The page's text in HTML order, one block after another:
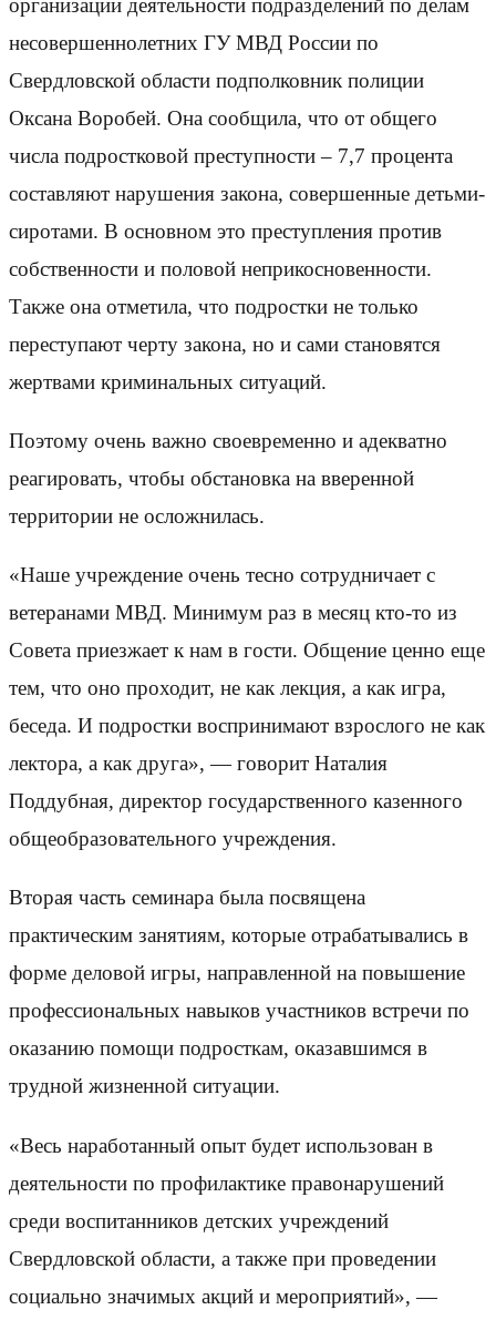
организации деятельности подразделений по делам
несовершеннолетних ГУ МВД России по
Свердловской области подполковник полиции
Оксана Воробей. Она сообщила, что от общего
числа подростковой преступности – 7,7 процента
составляют нарушения закона, совершенные детьми-
сиротами. В основном это преступления против
собственности и половой неприкосновенности.
Также она отметила, что подростки не только
переступают черту закона, но и сами становятся
жертвами криминальных ситуаций.
Поэтому очень важно своевременно и адекватно
реагировать, чтобы обстановка на вверенной
территории не осложнилась.
«Наше учреждение очень тесно сотрудничает с
ветеранами МВД. Минимум раз в месяц кто-то из
Совета приезжает к нам в гости. Общение ценно еще
тем, что оно проходит, не как лекция, а как игра,
беседа. И подростки воспринимают взрослого не как
лектора, а как друга», — говорит Наталия
Поддубная, директор государственного казенного
общеобразовательного учреждения.
Вторая часть семинара была посвящена
практическим занятиям, которые отрабатывались в
форме деловой игры, направленной на повышение
профессиональных навыков участников встречи по
оказанию помощи подросткам, оказавшимся в
трудной жизненной ситуации.
«Весь наработанный опыт будет использован в
деятельности по профилактике правонарушений
среди воспитанников детских учреждений
Свердловской области, а также при проведении
социально значимых акций и мероприятий», —